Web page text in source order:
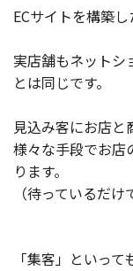
製品
特長
通販受注対応
EC運用支援
ECサイトを構築
実店舗もネットシ
とは同じです。
見込み客にお店と
様々な手段でお店
ります。
（待っているだけ
「集客」といって